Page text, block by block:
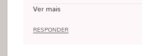
Ver mais
RESPONDER